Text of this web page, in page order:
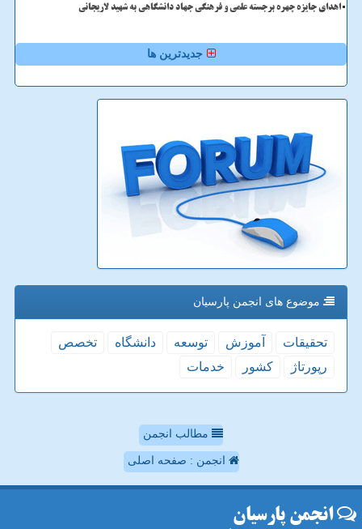
اهدای جایزه چهره برجسته علمی و فرهنگی جهاد دانشگاهی به شهید لاریجانی
جدیدترین ها
موضوع های انجمن پارسیان
تحقیقات آموزش توسعه دانشگاه
تخصص
رپورتاژ
كشور خدمات
مطالب انجمن
انجمن : صفحه اصلی
انجمن پارسیان